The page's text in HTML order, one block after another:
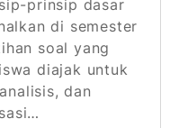
prinsip dasar
di semester
soal yang
diajak untuk
dan